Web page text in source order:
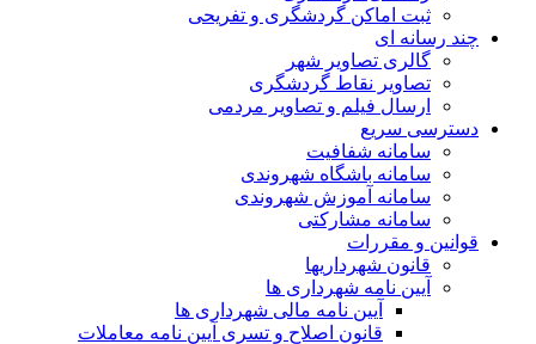
ثبت اماکن گردشگری و تفریحی
رسانه ای
گالری تصاویر شهر
تصاویر نقاط گردشگری
ارسال فیلم و تصاویر مردمی
سریع
سامانه شفافیت
سامانه باشگاه شهروندی
سامانه آموزش شهروندی
سامانه مشارکتی
و مقررات
قانون شهرداریها
آیین نامه شهرداری ها
آیین نامه مالی شهرداری ها
قانون اصلاح و تسری آیین نامه معاملات